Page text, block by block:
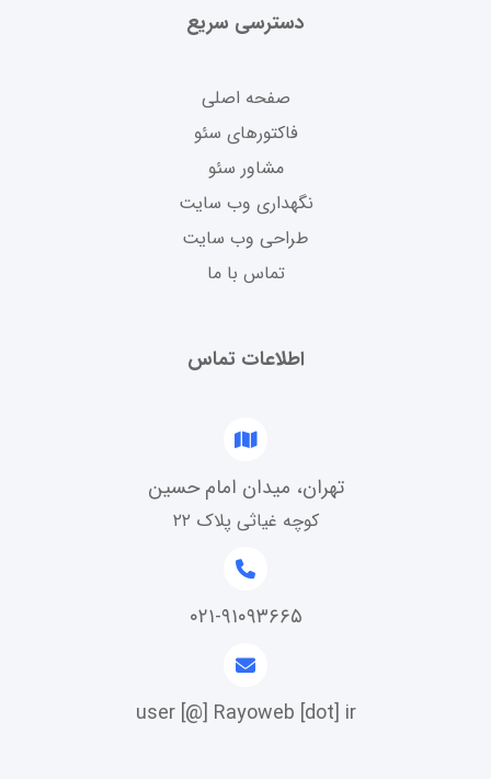
دسترسی سریع
صفحه اصلی
فاکتورهای سئو
مشاور سئو
نگهداری وب سایت
طراحی وب سایت
تماس با ما
اطلاعات تماس
تهران، میدان امام حسین
کوچه غیاثی پلاک ۲۲
۰۲۱-۹۱۰۹۳۶۶۵
user [@] Rayoweb [dot] ir